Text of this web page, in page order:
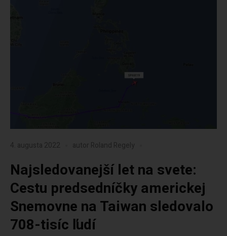
4. augusta 2022 autor Roland Regely
Najsledovanejší let na svete:
Cestu predsedníčky americkej
Snemovne na Taiwan sledovalo
708-tisíc ľudí